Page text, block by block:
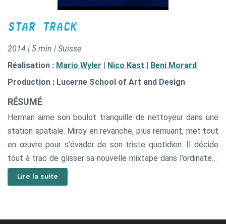
STAR TRACK
2014 | 5 min | Suisse
Réalisation : Mario Wyler | Nico Kast | Beni Morard
Production : Lucerne School of Art and Design
RÉSUMÉ
Herman aime son boulot tranquille de nettoyeur dans une
station spatiale. Miroy en revanche, plus remuant, met tout
en œuvre pour s’évader de son triste quotidien. Il décide
tout à trac de glisser sa nouvelle mixtape dans l’ordinateur
de bord d’un vaisseau spatial. L’aventure débute lorsque les
rythmes commencent à vibrer !
Lire la suite